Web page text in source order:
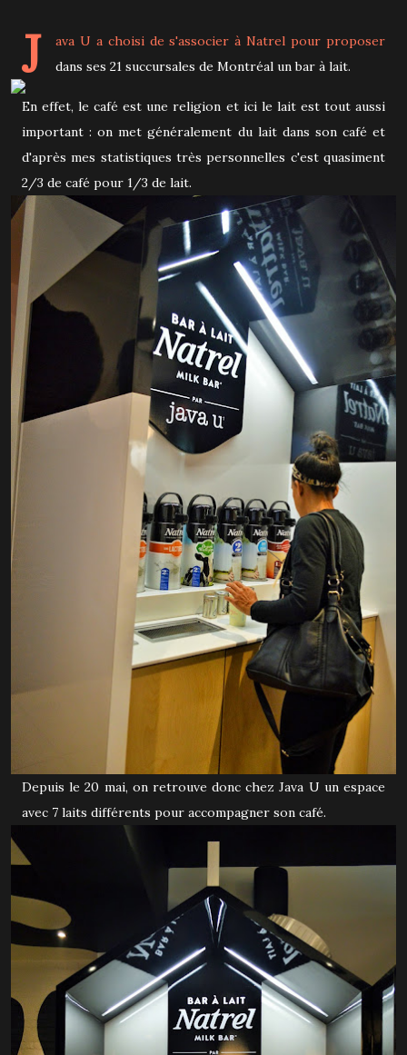
J ava U a choisi de s'associer àNatrel pour proposer
dans ses 21 succursales de Montréal un bar à lait.
En effet, le café est une religion et ici le lait est tout aussi
important : on met généralement du lait dans son café et
d'après mes statistiques très personnelles c'est quasiment
2/3 de café pour 1/3 de lait.
Depuis le 20 mai, on retrouve donc chez Java U un espace
avec 7 laits différents pour accompagner son café.